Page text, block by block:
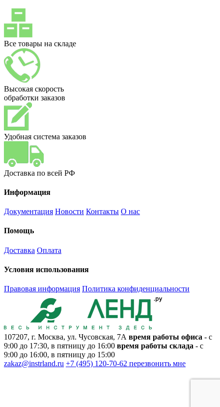
Все товары на складе
Высокая скорость
обработки заказов
Удобная система заказов
Доставка по всей РФ
Информация
Документация Новости Контакты О нас
Помощь
Доставка Оплата
Условия использования
Правовая информация Политика конфиденциальности
107207, г. Москва, ул. Чусовская, 7А время работы офиса - с
9:00 до 17:30, в пятницу до 16:00 время работы склада - с
9:00 до 16:00, в пятницу до 15:00
zakaz@instrland.ru +7 (495) 120-70-62 перезвонить мне